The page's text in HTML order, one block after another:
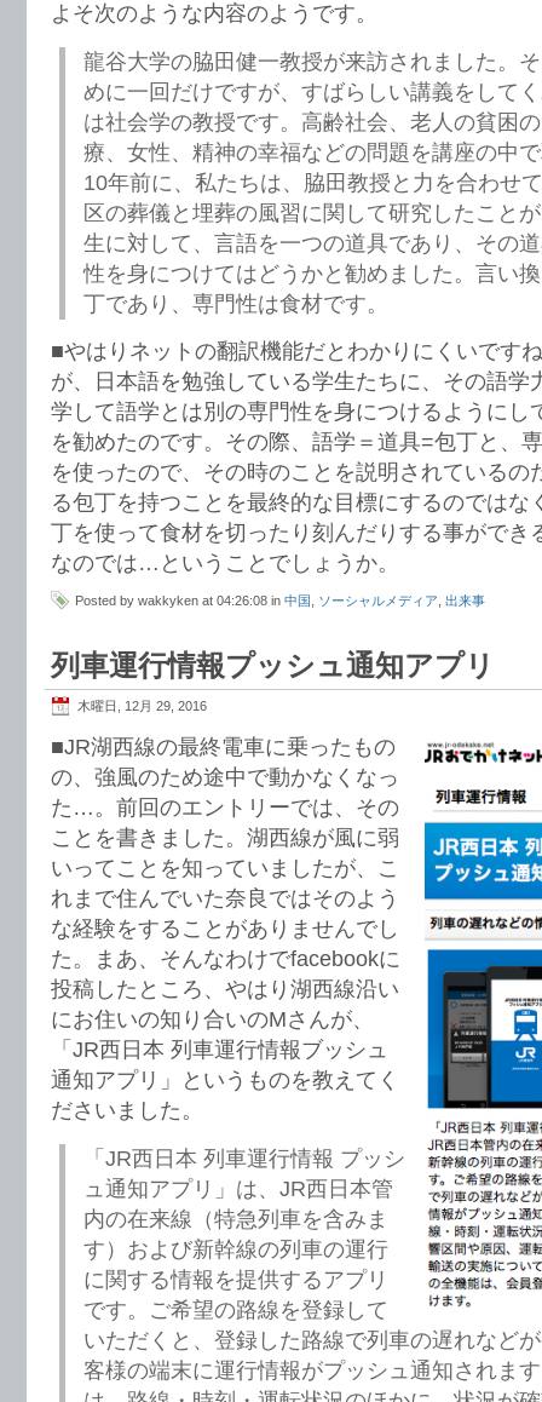
よそ次のような内容のようです。
龍谷大学の脇田健一教授が来訪されました。
めに一回だけですが、すばらしい講義をして
は社会学の教授です。高齢社会、老人の貧困
療、女性、精神の幸福などの問題を講座の中
10年前に、私たちは、脇田教授と力を合わせ
区の葬儀と埋葬の風習に関して研究したこと
生に対して、言語を一つの道具であり、その
性を身につけてはどうかと勧めました。言い
丁であり、専門性は食材です。
■やはりネットの翻訳機能だとわかりにくいです
が、日本語を勉強している学生たちに、その語学
学して語学とは別の専門性を身につけるように
を勧めたのです。その際、語学＝道具=包丁と、
を使ったので、その時のことを説明されているの
る包丁を持つことを最終的な目標にするのではな
丁を使って食材を切ったり刻んだりする事ができ
なのでは…ということでしょうか。
Posted by wakkyken at 04:26:08 in 中国 ソーシャルメディア 出来事
列車運行情報プッシュ通知アプリ
木曜日, 12月 29, 2016
■JR湖西線の最終電車に乗ったもの
の、強風のため途中で動かなくなっ
た…。前回のエントリーでは、その
ことを書きました。湖西線が風に弱
いってことを知っていましたが、こ
れまで住んでいた奈良ではそのよう
な経験をすることがありませんでし
た。まあ、そんなわけでfacebookに
投稿したところ、やはり湖西線沿い
にお住いの知り合いのMさんが、
「JR西日本 列車運行情報ブッシュ
通知アプリ」というものを教えてく
ださいました。
「JR西日本 列車運行情報 プッシ
ュ通知アプリ」は、JR西日本管
内の在来線（特急列車を含みま
す）および新幹線の列車の運行
に関する情報を提供するアプリ
です。ご希望の路線を登録して
いただくと、登録した路線で列車の遅れなど
客様の端末に運行情報がプッシュ通知されま